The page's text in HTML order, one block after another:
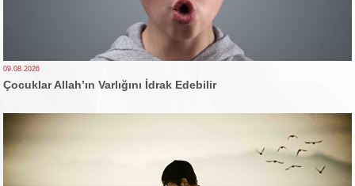
09.08.2026
Çocuklar Allah’ın Varlığını İdrak Edebilir